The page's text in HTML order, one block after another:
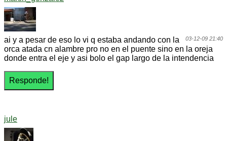
03-12-09 21:40
ai y a pesar de eso lo vi q estaba andando con la
orca atada cn alambre pro no en el puente sino en la oreja
donde entra el eje y asi bolo el gap largo de la intendencia
jule